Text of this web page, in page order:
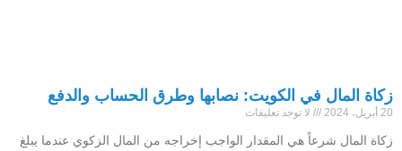
زكاة المال في الكويت: نصابها وطرق الحساب والدفع
20 أبريل، 2024 لا توجد تعليقات
زكاة المال شرعاً هي المقدار الواجب إخراجه من المال الزكوي عندما يبلغ